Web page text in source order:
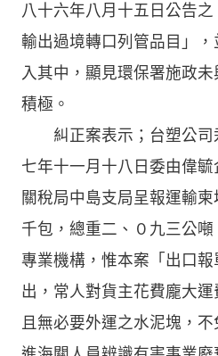
八十六年八月十五日公告
輸出過境轉口列管品目」，
入其中，顯見環保署施政
積極。
糾正案表示；台塑公司
七年十一月十八日委由偉
關稅局中島支局呈報運輸
千包，總重二、０九三公
專業機構，惟本案「出口
出，常人對貨主花費龐大
且無必要外運之水泥塊，